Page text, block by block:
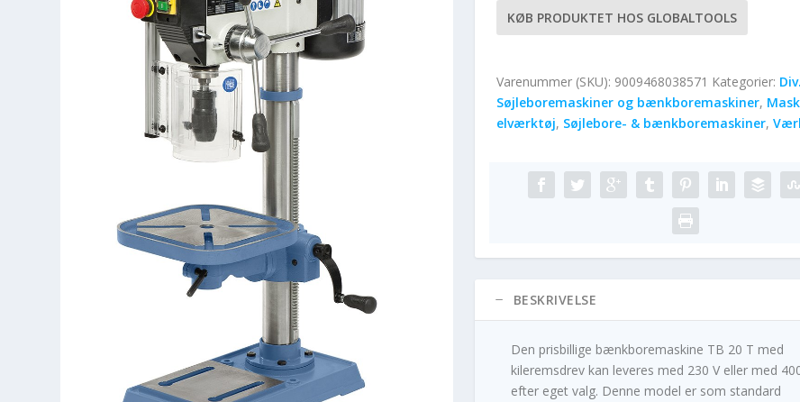
KØB PRODUKTET HOS GLOBALTOOLS
Varenummer (SKU): 9009468038571 Kategorier: Div.
Søjleboremaskiner og bænkboremaskiner,
elværktøj, Søjlebore- & bænkboremaskiner,
BESKRIVELSE
Den prisbillige bænkboremaskine TB 20 T med
kileremsdrev kan leveres med 230 V eller med
efter eget valg. Denne model er som standard